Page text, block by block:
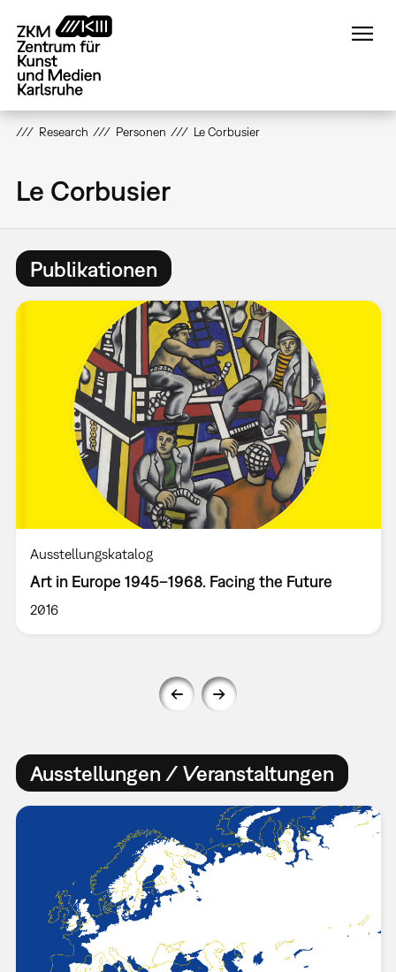
zum
Inhalt
Research Personen Le Corbusier
Le Corbusier
Publikationen
Ausstellungskatalog
Art in Europe 1945–1968. Facing the Future
2016
Ausstellungen / Veranstaltungen